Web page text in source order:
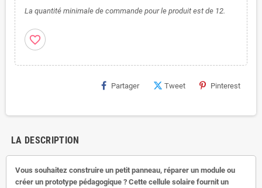
La quantité minimale de commande pour le produit est de 12.
favorite_border
Partager Tweet Pinterest
LA DESCRIPTION
Vous souhaitez construire un petit panneau, réparer un module ou
créer un prototype pédagogique ? Cette cellule solaire fournit un